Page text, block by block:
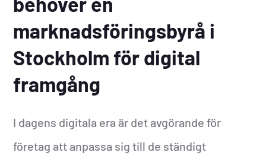
marknadsföringsbyrå i
Stockholm för digital
framgång
I dagens digitala era är det avgörande för
företag att anpassa sig till de ständigt